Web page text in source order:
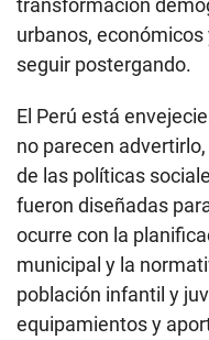
transformación
urbanos,
seguir postergando.
El Perú está
no parecen
de las políticas
fueron diseñadas
ocurre con la
municipal y la
población infantil y
equipamientos y